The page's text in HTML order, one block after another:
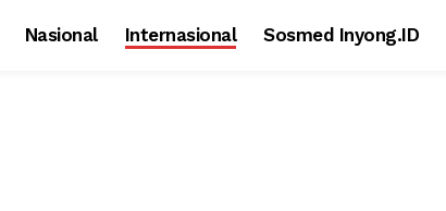
Nasional Internasional Sosmed Inyong.ID